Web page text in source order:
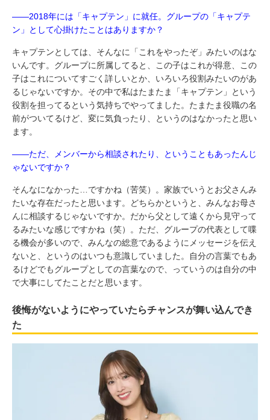
――2018年には「キャプテン」に就任。グループの「キャプテ
ン」として心掛けたことはありますか？
キャプテンとしては、そんなに「これをやったぞ」みたいのはな
いんです。グループに所属してると、この子はこれが得意、この
子はこれについてすごく詳しいとか、いろいろ役割みたいのがあ
るじゃないですか。その中で私はたまたま「キャプテン」という
役割を担ってるという気持ちでやってました。たまたま役職の名
前がついてるけど、変に気負ったり、というのはなかったと思い
ます。
――ただ、メンバーから相談されたり、ということもあったんじ
ゃないですか？
そんなになかった…ですかね（苦笑）。家族でいうとお父さんみ
たいな存在だったと思います。どちらかというと、みんなお母さ
んに相談するじゃないですか。だから父として遠くから見守って
るみたいな感じですかね（笑）。ただ、グループの代表として喋
る機会が多いので、みんなの総意であるようにメッセージを伝え
ないと、というのはいつも意識していました。自分の言葉でもあ
るけどでもグループとしての言葉なので、っていうのは自分の中
で大事にしてたことだと思います。
後悔がないようにやっていたらチャンスが舞い込んでき
た